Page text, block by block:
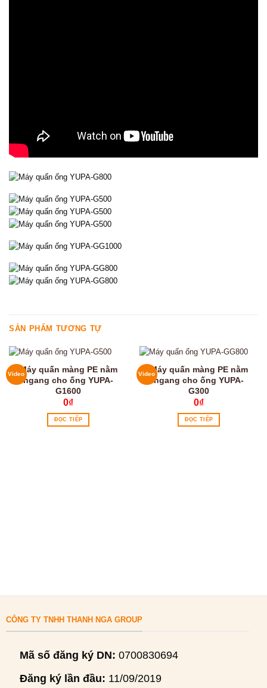
SẢN PHẨM TƯƠNG TỰ
VideoMáy quấn màng PE nằm
ngang cho ống YUPA-
G1600
0₫
ĐỌC TIẾP
VideoMáy quấn màng PE nằm
ngang cho ống YUPA-
G300
0₫
ĐỌC TIẾP
CÔNG TY TNHH THANH NGA GROUP
Mã số đăng ký DN: 0700830694
Đăng ký lần đầu: 11/09/2019